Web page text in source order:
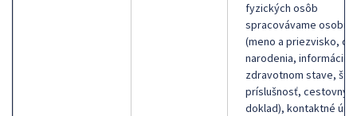
fyzických osôb
spracovávame
(meno a priezvisko,
narodenia, informácie
zdravotnom stave,
príslušnosť, cestovný
doklad), kontaktné